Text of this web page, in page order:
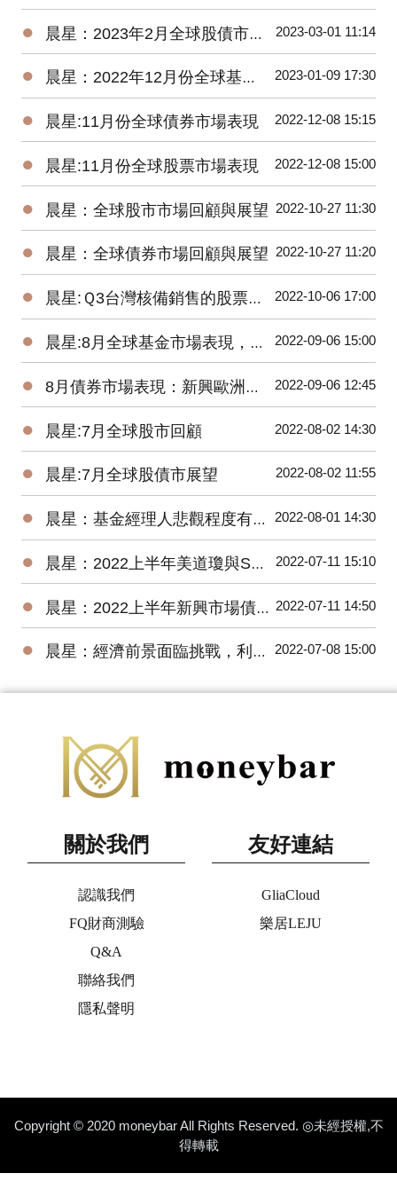
● 晨星：2023年2月全球股債市展望 2023-03-01 11:14
● 晨星：2022年12月份全球基金市場年報 2023-01-09 17:30
● 晨星:11月份全球債券市場表現 2022-12-08 15:15
● 晨星:11月份全球股票市場表現 2022-12-08 15:00
● 晨星：全球股市市場回顧與展望 2022-10-27 11:30
● 晨星：全球債券市場回顧與展望 2022-10-27 11:20
● 晨星:Ｑ3台灣核備銷售的股票型基金虧損8.77%，債券型基金虧損5.61% 2022-10-06 17:00
● 晨星:8月全球基金市場表現，能源基金逆勢上漲2.8%、貴金屬基金下跌7.9% 2022-09-06 15:00
● 8月債券市場表現：新興歐洲債券基金交出17.58%高報酬令人驚艷 2022-09-06 12:45
● 晨星:7月全球股市回顧 2022-08-02 14:30
● 晨星:7月全球股債市展望 2022-08-02 11:55
● 晨星：基金經理人悲觀程度有史以來最高，關注企業獲利揭示的未來方向 2022-08-01 14:30
● 晨星：2022上半年美道瓊與S&P500 數下跌15.30%、20.56%，台股基金平均報酬率為-22.18% 2022-07-11 15:10
● 晨星：2022上半年新興市場債券基金因俄羅斯債券跌幅最深 2022-07-11 14:50
● 晨星：經濟前景面臨挑戰，利率將進一步上升 2022-07-08 15:00
關於我們
認識我們
FQ財商測驗
Q&A
聯絡我們
隱私聲明
友好連結
GliaCloud
樂居LEJU
Copyright © 2020 moneybar All Rights Reserved. ◎未經授權,不
得轉載